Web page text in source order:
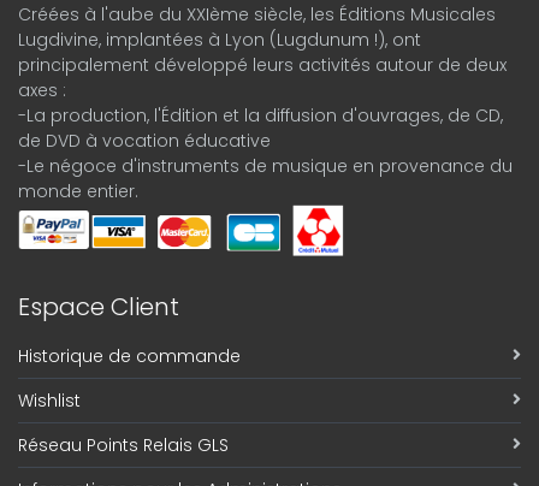
Créées à l'aube du XXIème siècle, les Éditions Musicales
Lugdivine, implantées à Lyon (Lugdunum !), ont
principalement développé leurs activités autour de deux
axes :
-La production, l'Édition et la diffusion d'ouvrages, de CD,
de DVD à vocation éducative
-Le négoce d'instruments de musique en provenance du
monde entier.
Espace Client
Historique de commande
Wishlist
Réseau Points Relais GLS